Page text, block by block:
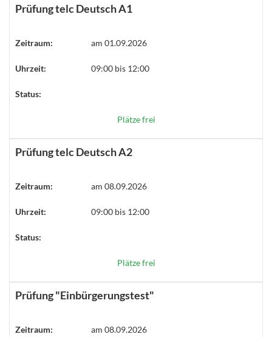
Prüfung telc Deutsch A1
Zeitraum: am 01.09.2026
Uhrzeit: 09:00 bis 12:00
Status:
Plätze frei
Prüfung telc Deutsch A2
Zeitraum: am 08.09.2026
Uhrzeit: 09:00 bis 12:00
Status:
Plätze frei
Prüfung "Einbürgerungstest"
Zeitraum: am 08.09.2026